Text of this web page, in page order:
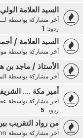
السيد العلامة
آخر مشاركة بواسطة
ردود: 1
السيد العلامة /
آخر مشاركة بواسطة
الأستاذ / ماجد بن
آخر مشاركة بواسطة
أمير مكة ....
آخر مشاركة بواسطة
ردود: 5
من رواد التقريب
آخر مشاركة بواسطة